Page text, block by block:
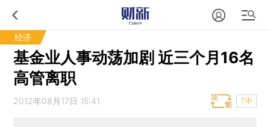
经济
基金业人事动荡加剧 近三个月16名
高管离职
2012年08月17日 15:41 T中